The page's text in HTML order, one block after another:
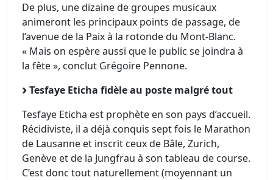
De plus, une dizaine de groupes musicaux
animeront les principaux points de passage, de
l’avenue de la Paix à la rotonde du Mont-Blanc.
« Mais on espère aussi que le public se joindra à
la fête », conclut Grégoire Pennone.
Tesfaye Eticha fidèle au poste malgré tout
Tesfaye Eticha est prophète en son pays d’accueil.
Récidiviste, il a déjà conquis sept fois le Marathon
de Lausanne et inscrit ceux de Bâle, Zurich,
Genève et de la Jungfrau à son tableau de course.
C’est donc tout naturellement (moyennant un